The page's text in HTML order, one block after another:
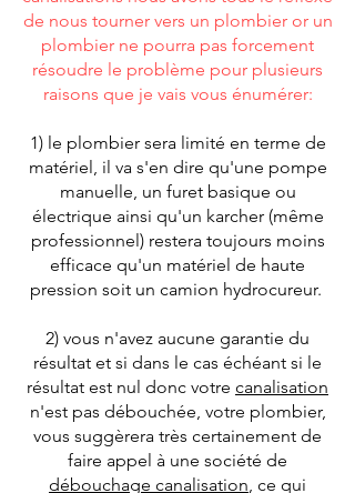
de nous tourner vers un plombier or un
plombier ne pourra pas forcement
résoudre le problème pour plusieurs
raisons que je vais vous énumérer:
1) le plombier sera limité en terme de
matériel, il va s'en dire qu'une pompe
manuelle, un furet basique ou
électrique ainsi qu'un karcher (même
professionnel) restera toujours moins
efficace qu'un matériel de haute
pression soit un camion hydrocureur.
2) vous n'avez aucune garantie du
résultat et si dans le cas échéant si le
résultat est nul donc votre canalisation
n'est pas débouchée, votre plombier,
vous suggèrera très certainement de
faire appel à une société de
débouchage canalisation, ce qui